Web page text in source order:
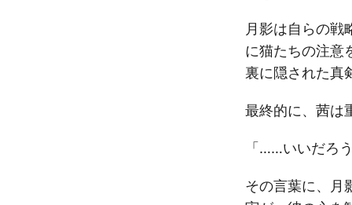
月影は自らの戦
に猫たちの注意
裏に隠された真
最終的に、茜は
「……いいだろ
その言葉に、月